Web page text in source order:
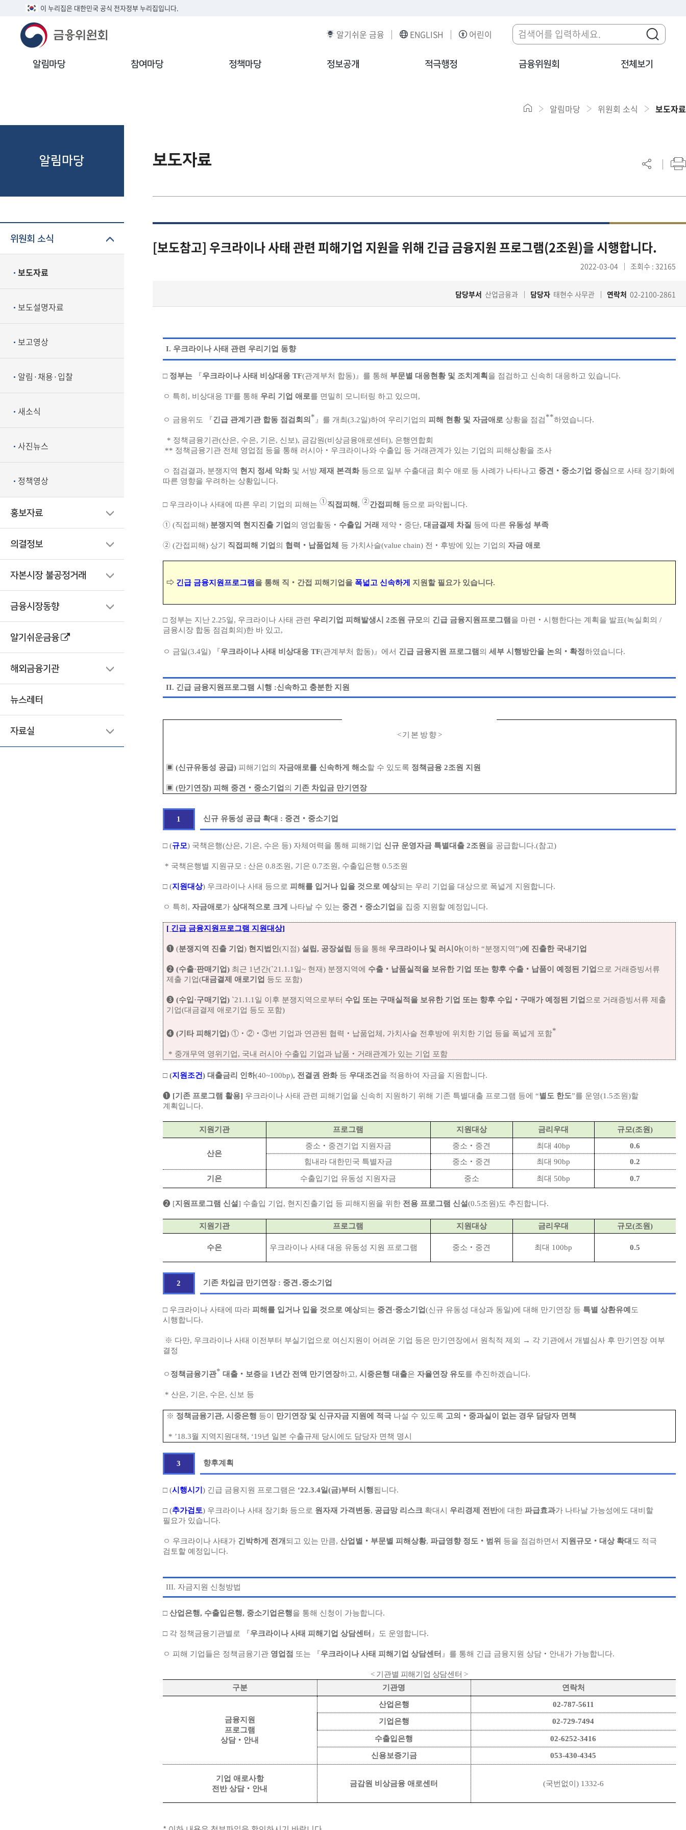
이 누리집은 대한민국 공식 전자정부 누리집입니다.
알기쉬운 금융 ENGLISH 어린이
알림마당 참여마당 정책마당 정보공개 적극행정 금융위원회 전체보기
알림마당
위원회 소식
보도자료
보도설명자료
보고영상
알림·채용·입찰
새소식
사진뉴스
정책영상
홍보자료
의결정보
자본시장 불공정거래
금융시장동향
알기쉬운금융
해외금융기관
뉴스레터
자료실
알림마당 위원회 소식 보도자료
보도자료
[보도참고] 우크라이나 사태 관련 피해기업 지원을 위해 긴급 금융지원 프로그램(2조원)을 시행합니다.
2022-03-04 조회수 : 32165
담당부서 산업금융과 담당자 태현수 사무관 연락처 02-2100-2861
I. 우크라이나 사태 관련 우리기업 동향
□ 정부는『우크라이나 사태 비상대응 TF(관계부처 합동)』를 통해 부문별 대응현황 및 조치계획 을 점검하고 신속히 대응하고 있습니다.
ㅇ 특히, 비상대응 TF를 통해 우리 기업 애로를 면밀히 모니터링 하고 있으며,
ㅇ 금융위도 『긴급 관계기관 합동 점검회의 * 』를 개최(3.2일)하여 우리기업의 피해 현황 및 자금애로 상황을 점검**하였습니다.
* 정책금융기관(산은, 수은, 기은, 신보), 금감원(비상금융애로센터), 은행연합회
** 정책금융기관 전체 영업점 등을 통해 러시아‧우크라이나와 수출입 등 거래관계가 있는 기업의 피해상황을 조사
ㅇ 점검결과, 분쟁지역 현지 정세 악화및 서방 제재 본격화등으로 일부 수출대금 회수 애로 등 사례가 나타나고 중견‧중소기업 중심 으로 사태 장기화에
따른 영향을 우려하는 상황입니다.
□ 우크라이나 사태에 따른 우리 기업의 피해는 ➀직접피해 , ➁간접피해 등으로 파악됩니다.
➀ (직접피해) 분쟁지역 현지진출 기업 의 영업활동‧ 수출입 거래 제약‧중단, 대금결제 차질 등에 따른 유동성 부족
➁ (간접피해) 상기 직접피해 기업 의 협력‧납품업체 등 가치사슬(value chain) 전‧후방에 있는 기업의 자금 애로
⇨ 긴급 금융지원프로그램을 통해 직‧간접 피해기업을 폭넓고 신속하게 지원할 필요가 있습니다.
□ 정부는 지난 2.25일, 우크라이나 사태 관련 우리기업 피해발생시 2조원 규모의 긴급 금융지원프로그램 을 마련‧시행한다는 계획을 발표(녹실회의 /
금융시장 합동 점검회의)한 바 있고,
ㅇ 금일(3.4일) 『우크라이나 사태 비상대응 TF(관계부처 합동)』에서 긴급 금융지원 프로그램 의 세부 시행방안을 논의‧확정하였습니다.
II. 긴급 금융지원프로그램 시행 :신속하고 충분한 지원
< 기 본 방 향 >
▣ (신규유동성 공급)피해기업의 자금애로를 신속하게 해소할 수 있도록 정책금융 2조원 지원
▣ (만기연장) 피해 중견‧중소기업 의 기존 차입금 만기연장
1 신규 유동성 공급 확대 : 중견‧중소기업
□ (규모) 국책은행(산은, 기은, 수은 등) 자체여력을 통해 피해기업 신규 운영자금 특별대출 2조원 을 공급합니다.(참고)
* 국책은행별 지원규모 : 산은 0.8조원, 기은 0.7조원, 수출입은행 0.5조원
□ (지원대상) 우크라이나 사태 등으로 피해를 입거나 입을 것으로 예상되는 우리 기업을 대상으로 폭넓게 지원합니다.
ㅇ 특히, 자금애로가 상대적으로 크게 나타날 수 있는 중견‧중소기업 을 집중 지원할 예정입니다.
[ 긴급 금융지원프로그램 지원대상]
➊ (분쟁지역 진출 기업) 현지법인(지점)설립, 공장설립 등을 통해 우크라이나 및 러시아(이하 “분쟁지역”)에 진출한 국내기업
➋(수출·판매기업) 최근 1년간(`21.1.1일~ 현재) 분쟁지역에 수출‧납품실적을 보유한 기업 또는 향후 수출‧납품이 예정된 기업 으로 거래증빙서류
제출 기업(대금결제 애로기업 등도 포함)
➌(수입·구매기업) `21.1.1일 이후 분쟁지역으로부터 수입 또는 구매실적을 보유한 기업 또는 향후 수입‧구매가 예정된 기업 으로 거래증빙서류 제출
기업(대금결제 애로기업 등도 포함)
➍(기타 피해기업) ①‧②‧③번 기업과 연관된 협력‧납품업체, 가치사슬 전후방에 위치한 기업 등을 폭넓게 포함*
* 중개무역 영위기업, 국내 러시아 수출입 기업과 납품‧거래관계가 있는 기업 포함
□ (지원조건) 대출금리 인하(40~100bp), 전결권 완화등 우대조건 을 적용하여 자금을 지원합니다.
➊ [기존 프로그램 활용] 우크라이나 사태 관련 피해기업을 신속히 지원하기 위해 기존 특별대출 프로그램 등에 “별도 한도”를 운영(1.5조원)할
계획입니다.
지원기관 프로그램 지원대상 금리우대 규모(조원)
산은
중소‧중견기업 지원자금 중소‧중견 최대 40bp
0.6
힘내라 대한민국 특별자금
중소‧중견 최대 90bp 0.2
기은 수출입기업 유동성 지원자금 중소 최대 50bp 0.7
➋ [지원프로그램 신설] 수출입 기업, 현지진출기업 등 피해지원을 위한 전용 프로그램 신설(0.5조원)도 추진합니다.
지원기관 프로그램 지원대상 금리우대 규모(조원)
수은 우크라이나 사태 대응 유동성 지원 프로그램 중소‧중견 최대 100bp 0.5
2 기존 차입금 만기연장 : 중견 ․중소기업
□ 우크라이나 사태에 따라 피해를 입거나 입을 것으로 예상되는 중견·중소기업(신규 유동성 대상과 동일)에 대해 만기연장 등 특별 상환유예 도
시행합니다.
※ 다만, 우크라이나 사태 이전부터 부실기업으로 여신지원이 어려운 기업 등은 만기연장에서 원칙적 제외 → 각 기관에서 개별심사 후 만기연장 여부
결정
ㅇ 정책금융기관* 대출‧보증을 1년간 전액 만기연장하고, 시중은행 대출은 자율연장 유도를 추진하겠습니다.
* 산은, 기은, 수은, 신보 등
※ 정책금융기관, 시중은행 등이 만기연장 및 신규자금 지원에 적극 나설 수 있도록 고의‧중과실이 없는 경우 담당자 면책
* ’18.3월 지역지원대책, ‘19년 일본 수출규제 당시에도 담당자 면책 명시
3 향후계획
□ (시행시기 ) 긴급 금융지원 프로그램은 ‘22.3.4일(금)부터 시행됩니다.
□ (추가검토) 우크라이나 사태 장기화 등으로 원자재 가격변동, 공급망 리스크확대시 우리경제 전반에 대한 파급효과가 나타날 가능성에도 대비할
필요가 있습니다.
ㅇ 우크라이나 사태가 긴박하게 전개 되고 있는 만큼, 산업별‧부문별 피해상황, 파급영향 정도‧범위 등을 점검하면서 지원규모‧대상 확대 도 적극
검토할 예정입니다.
III. 자금지원 신청방법
□ 산업은행, 수출입은행, 중소기업은행을 통해 신청이 가능합니다.
□ 각 정책금융기관별로 『우크라이나 사태 피해기업 상담센터 』도 운영합니다.
ㅇ 피해 기업들은 정책금융기관 영업점 또는 『우크라이나 사태 피해기업 상담센터 』를 통해 긴급 금융지원 상담‧안내가 가능합니다.
< 기관별 피해기업 상담센터 >
구분
기관명 연락처
금융지원
프로그램
상담‧안내
산업은행 02-787-5611
기업은행 02-729-7494
수출입은행 02-6252-3416
신용보증기금 053-430-4345
기업 애로사항
전반 상담‧안내
금감원 비상금융 애로센터 (국번없이) 1332-6